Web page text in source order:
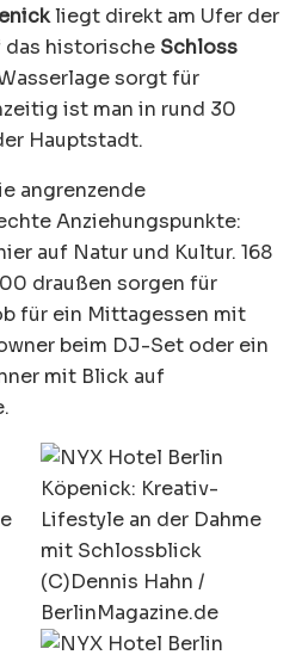
liegt direkt am Ufer der
historische Schloss
sorgt für
ist man in rund 30
Hauptstadt.
angrenzende
Anziehungspunkte:
auf Natur und Kultur. 168
draußen sorgen für
für ein Mittagessen mit
beim DJ-Set oder ein
mit Blick auf